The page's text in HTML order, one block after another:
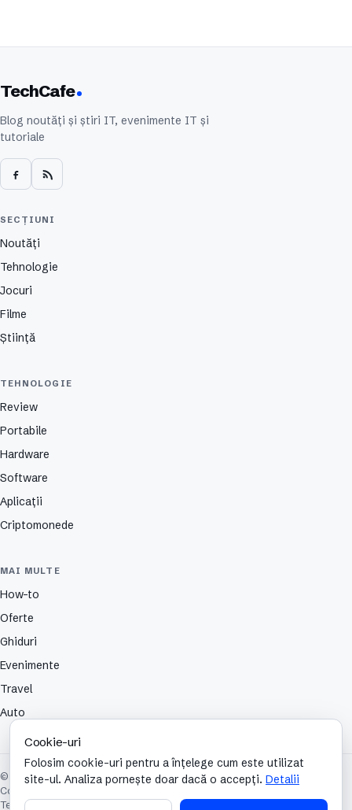
TechCafe
Blog noutăți și știri IT, evenimente IT și
tutoriale
SECȚIUNI
Noutăți
Tehnologie
Jocuri
Filme
Știință
TEHNOLOGIE
Review
Portabile
Hardware
Software
Aplicații
Criptomonede
MAI MULTE
How-to
Oferte
Ghiduri
Evenimente
Travel
Auto
© 2026 TechCafe. Toate drepturile rezervate.
Contact
Termeni și condiții
Cookie-uri
Folosim cookie-uri pentru a înțelege cum este utilizat
site-ul. Analiza pornește doar dacă o accepți. Detalii